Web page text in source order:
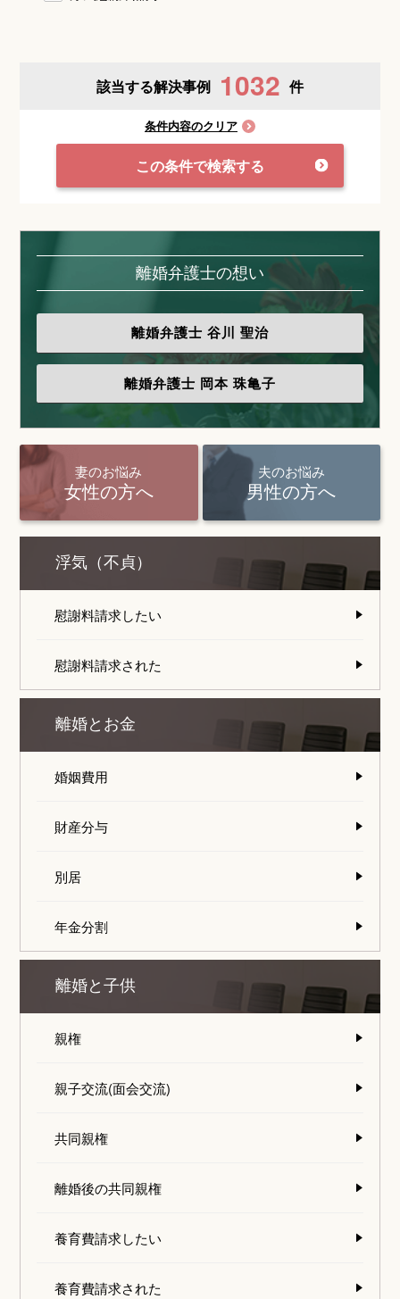
該当する解決事例 1032 件
条件内容のクリア
この条件で検索する
離婚弁護士の想い
離婚弁護士 谷川 聖治
離婚弁護士 岡本 珠亀子
妻のお悩み
女性の方へ
夫のお悩み
男性の方へ
浮気（不貞）
慰謝料請求したい
慰謝料請求された
離婚とお金
婚姻費用
財産分与
別居
年金分割
離婚と子供
親権
親子交流(面会交流)
共同親権
離婚後の共同親権
養育費請求したい
養育費請求された